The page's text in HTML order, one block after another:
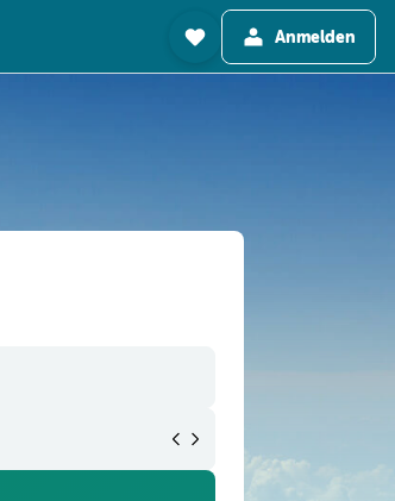
Anmelden